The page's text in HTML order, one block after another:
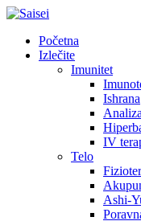
Скочите
садржајPočetna
Izlečite
Imunitet
Ishrana
Analiza
IV
Telo
Ashi-